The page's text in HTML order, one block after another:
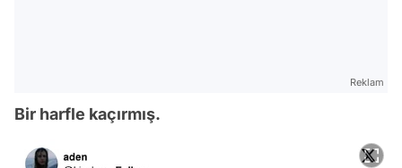
Reklam
Bir harfle kaçırmış.